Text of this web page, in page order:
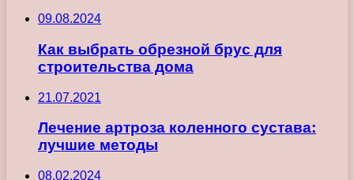
09.08.2024
Как выбрать обрезной брус для
строительства дома
21.07.2021
Лечение артроза коленного сустава:
лучшие методы
08.02.2024